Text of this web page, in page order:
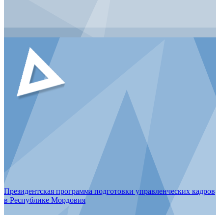
Президентская программа подготовки управленческих кадров
в Республике Мордовия